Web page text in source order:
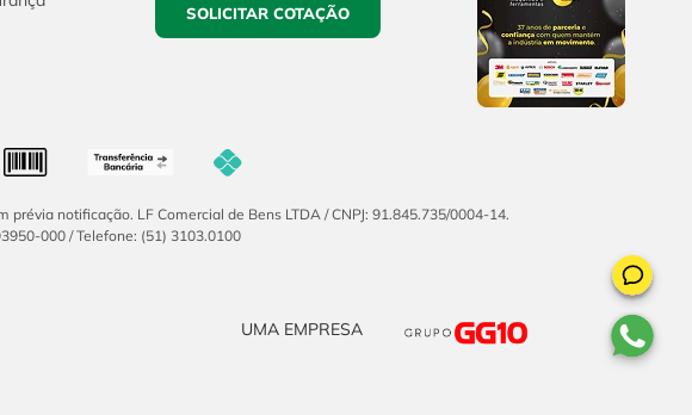
SOLICITAR COTAÇÃO
prévia notificação. LF Comercial de Bens LTDA / CNPJ: 91.845.735/0004-14.
000 / Telefone: (51) 3103.0100
UMA EMPRESA